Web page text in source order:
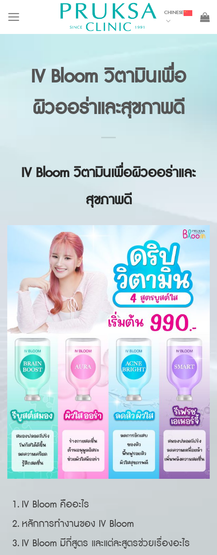
content
CHINESE
IV Bloom วิตามินเพื่อ
ผิวออร่าและสุขภาพดี
IV Bloom วิตามินเพื่อผิวออร่าและ
สุขภาพดี
IV Bloom คืออะไร
หลักการทำงานของ IV Bloom
IV Bloom มีกี่สูตร และแต่ละสูตรช่วยเรื่องอะไร